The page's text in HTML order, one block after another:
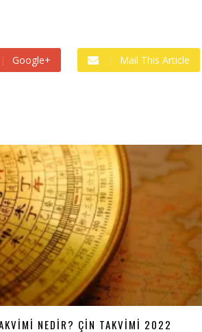
Google+ Mail This Article
NEDIR? ÇIN TAKVIMI 2022